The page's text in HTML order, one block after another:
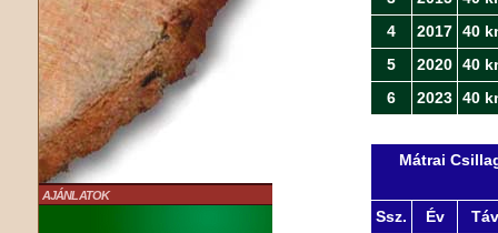
AJÁNLATOK
4
2017 40
5
2020 40
6
2023 40
Mátrai
Ssz. Év Táv